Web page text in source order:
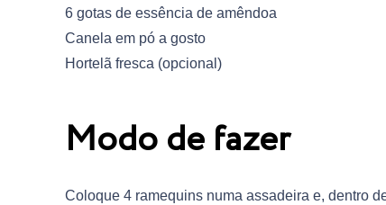
6 gotas de essência de amêndoa
Canela em pó a gosto
Hortelã fresca (opcional)
Modo de fazer
Coloque 4 ramequins numa assadeira e, dentro